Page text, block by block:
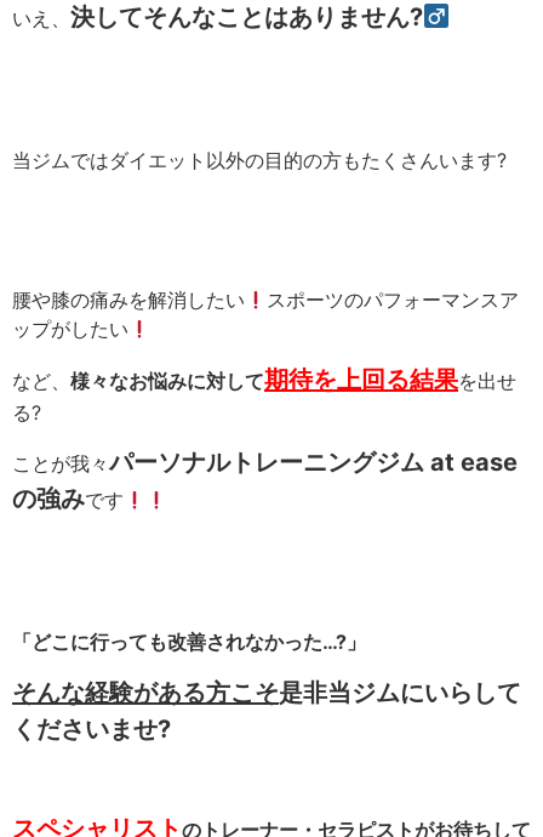
いえ、 決してそんなことはありません?‍
当ジムではダイエット以外の目的の方もたくさんいます?
腰や膝の痛みを解消したい
スポーツのパフォーマンスア
ップがしたい
など、 様々なお悩みに対して期待を上回る結果を出せ
る?
ことが我々パーソナルトレーニングジム at ease
の強みです
「どこに行っても改善されなかった…?」
そんな経験がある方こそ是非当ジムにいらして
くださいませ?
スペシャリストのトレーナー・セラピストがお待ちして